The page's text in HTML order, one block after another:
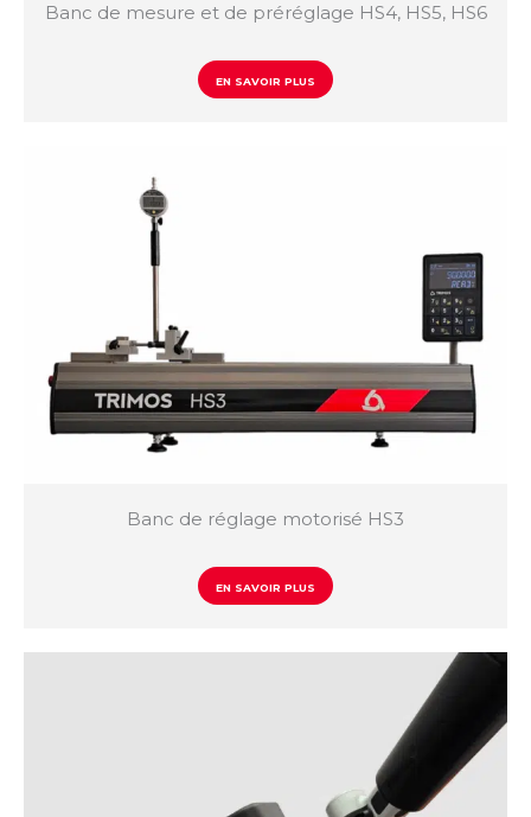
Banc de mesure et de préréglage HS4, HS5, HS6
EN SAVOIR PLUS
Banc de réglage motorisé HS3
EN SAVOIR PLUS